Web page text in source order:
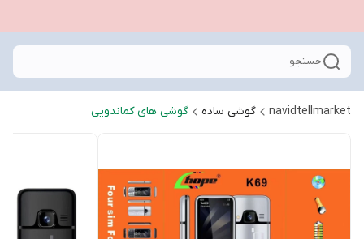
جستجو
navidtellmarket گوشی ساده گوشی های کماندویی